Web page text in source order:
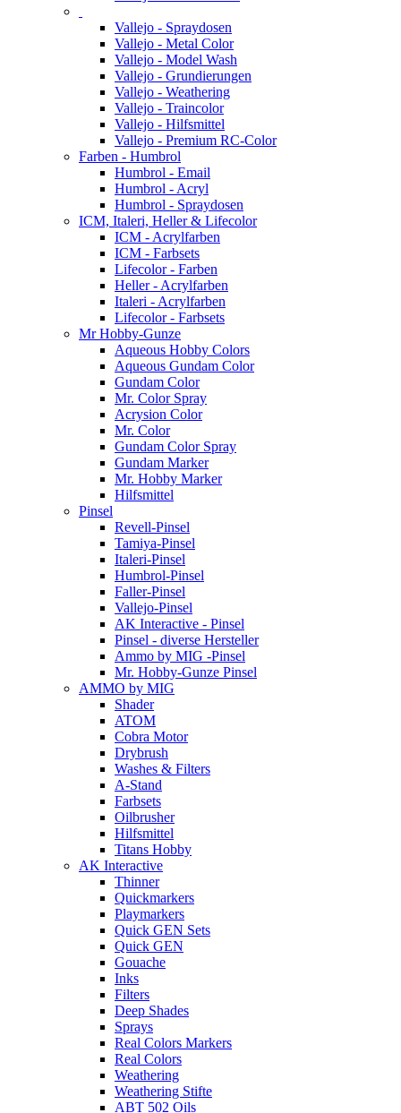
Vallejo - Spraydosen
Vallejo - Metal Color
Vallejo - Model Wash
Vallejo - Grundierungen
Vallejo - Weathering
Vallejo - Traincolor
Vallejo - Hilfsmittel
Vallejo - Premium RC-Color
Farben - Humbrol
Humbrol - Email
Humbrol - Acryl
Humbrol - Spraydosen
ICM, Italeri, Heller & Lifecolor
ICM - Acrylfarben
ICM - Farbsets
Lifecolor - Farben
Heller - Acrylfarben
Italeri - Acrylfarben
Lifecolor - Farbsets
Mr Hobby-Gunze
Aqueous Hobby Colors
Aqueous Gundam Color
Gundam Color
Mr. Color Spray
Acrysion Color
Mr. Color
Gundam Color Spray
Gundam Marker
Mr. Hobby Marker
Hilfsmittel
Pinsel
Revell-Pinsel
Tamiya-Pinsel
Italeri-Pinsel
Humbrol-Pinsel
Faller-Pinsel
Vallejo-Pinsel
AK Interactive - Pinsel
Pinsel - diverse Hersteller
Ammo by MIG -Pinsel
Mr. Hobby-Gunze Pinsel
AMMO by MIG
Shader
ATOM
Cobra Motor
Drybrush
Washes & Filters
A-Stand
Farbsets
Oilbrusher
Hilfsmittel
Titans Hobby
AK Interactive
Thinner
Quickmarkers
Playmarkers
Quick GEN Sets
Quick GEN
Gouache
Inks
Filters
Deep Shades
Sprays
Real Colors Markers
Real Colors
Weathering
Weathering Stifte
ABT 502 Oils